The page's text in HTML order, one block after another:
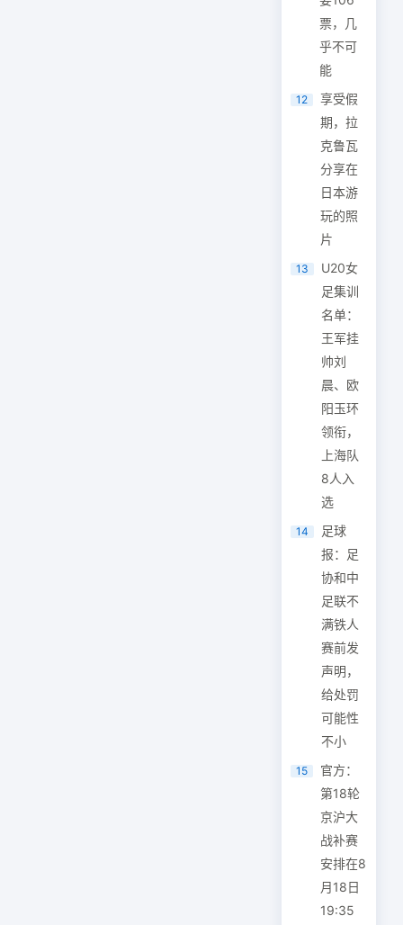
票，几
乎不可
能
12
享受假
期，拉
克鲁瓦
分享在
日本游
玩的照
片
13
U20女
足集训
名单：
王军挂
帅刘
晨、欧
阳玉环
领衔，
上海队
8人入
选
14
足球
报：足
协和中
足联不
满铁人
赛前发
声明，
给处罚
可能性
不小
15
官方：
第18轮
京沪大
战补赛
安排在8
月18日
19:35